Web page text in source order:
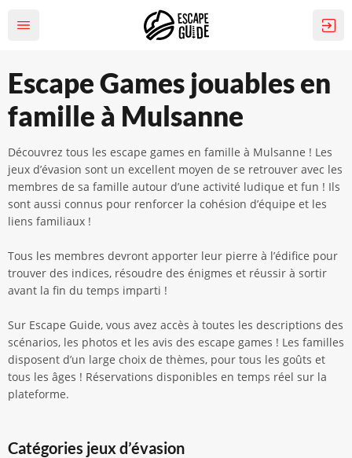
Escape Games jouables en
famille à Mulsanne
Découvrez tous les escape games en famille à Mulsanne ! Les
jeux d’évasion sont un excellent moyen de se retrouver avec les
membres de sa famille autour d’une activité ludique et fun ! Ils
sont aussi connus pour renforcer la cohésion d’équipe et les
liens familiaux !
Tous les membres devront apporter leur pierre à l’édifice pour
trouver des indices, résoudre des énigmes et réussir à sortir
avant la fin du temps imparti !
Sur Escape Guide, vous avez accès à toutes les descriptions des
scénarios, les photos et les avis des escape games ! Les familles
disposent d’un large choix de thèmes, pour tous les goûts et
tous les âges ! Réservations disponibles en temps réel sur la
plateforme.
Catégories jeux d’évasion